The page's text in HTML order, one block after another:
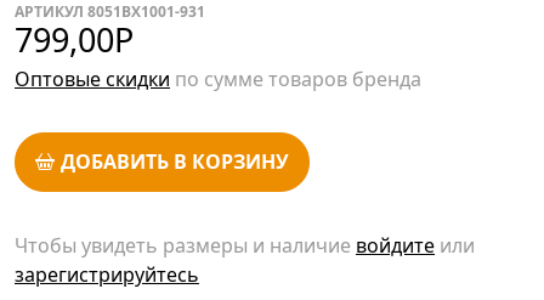
АРТИКУЛ 8051BX1001-931
799,00Р
Оптовые скидки по сумме товаров бренда
ДОБАВИТЬ В КОРЗИНУ
Чтобы увидеть размеры и наличие войдите или
зарегистрируйтесь